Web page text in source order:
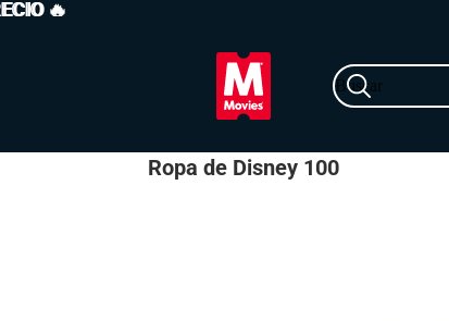
🔥
🔥
Buscar
Ropa de Disney 100